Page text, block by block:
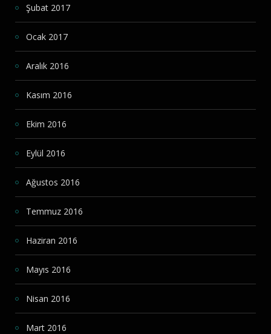
Şubat 2017
Ocak 2017
Aralık 2016
Kasım 2016
Ekim 2016
Eylül 2016
Ağustos 2016
Temmuz 2016
Haziran 2016
Mayıs 2016
Nisan 2016
Mart 2016